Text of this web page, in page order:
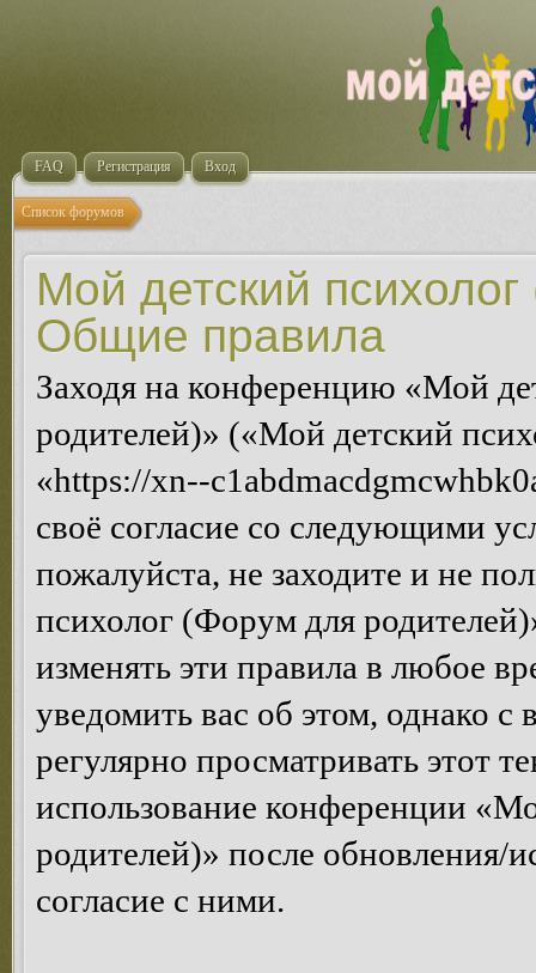
FAQ Регистрация Вход
Список форумов
Мой детский
Общие правила
Заходя на конференцию «Мой
родителей)» («Мой детский
«https://xn--
своё согласие со следующими
пожалуйста, не заходите и не
психолог (Форум для
изменять эти правила в любое
уведомить вас об этом, однако
регулярно просматривать этот
использование конференции
родителей)» после обновления/
согласие с ними.